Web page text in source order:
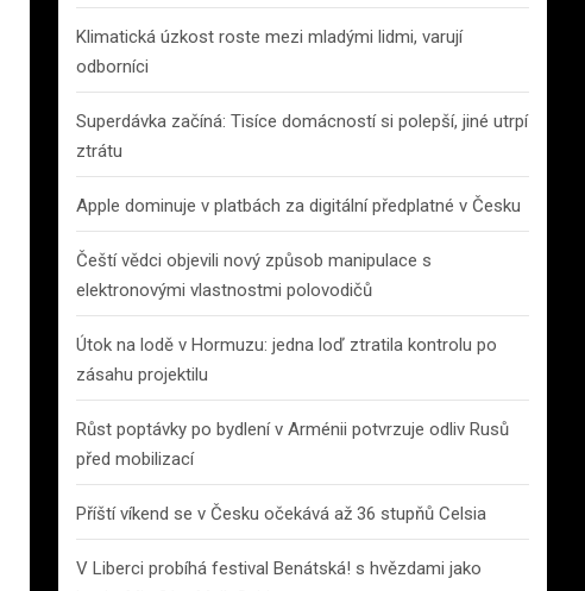
Klimatická úzkost roste mezi mladými lidmi, varují
odborníci
Superdávka začíná: Tisíce domácností si polepší, jiné utrpí
ztrátu
Apple dominuje v platbách za digitální předplatné v Česku
Čeští vědci objevili nový způsob manipulace s
elektronovými vlastnostmi polovodičů
Útok na lodě v Hormuzu: jedna loď ztratila kontrolu po
zásahu projektilu
Růst poptávky po bydlení v Arménii potvrzuje odliv Rusů
před mobilizací
Příští víkend se v Česku očekává až 36 stupňů Celsia
V Liberci probíhá festival Benátská! s hvězdami jako